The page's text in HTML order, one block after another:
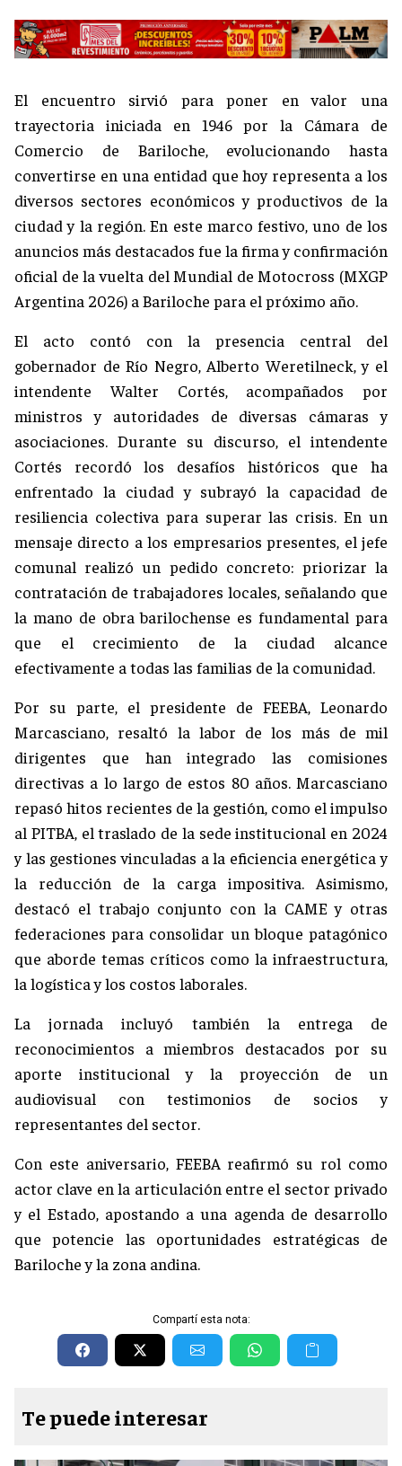
El encuentro sirvió para poner en valor una
trayectoria iniciada en 1946 por la Cámara de
Comercio de Bariloche, evolucionando hasta
convertirse en una entidad que hoy representa a los
diversos sectores económicos y productivos de la
ciudad y la región. En este marco festivo, uno de los
anuncios más destacados fue la firma y confirmación
oficial de la vuelta del Mundial de Motocross (MXGP
Argentina 2026) a Bariloche para el próximo año.
El acto contó con la presencia central del
gobernador de Río Negro, Alberto Weretilneck, y el
intendente Walter Cortés, acompañados por
ministros y autoridades de diversas cámaras y
asociaciones. Durante su discurso, el intendente
Cortés recordó los desafíos históricos que ha
enfrentado la ciudad y subrayó la capacidad de
resiliencia colectiva para superar las crisis. En un
mensaje directo a los empresarios presentes, el jefe
comunal realizó un pedido concreto: priorizar la
contratación de trabajadores locales, señalando que
la mano de obra barilochense es fundamental para
que el crecimiento de la ciudad alcance
efectivamente a todas las familias de la comunidad.
Por su parte, el presidente de FEEBA, Leonardo
Marcasciano, resaltó la labor de los más de mil
dirigentes que han integrado las comisiones
directivas a lo largo de estos 80 años. Marcasciano
repasó hitos recientes de la gestión, como el impulso
al PITBA, el traslado de la sede institucional en 2024
y las gestiones vinculadas a la eficiencia energética y
la reducción de la carga impositiva. Asimismo,
destacó el trabajo conjunto con la CAME y otras
federaciones para consolidar un bloque patagónico
que aborde temas críticos como la infraestructura,
la logística y los costos laborales.
La jornada incluyó también la entrega de
reconocimientos a miembros destacados por su
aporte institucional y la proyección de un
audiovisual con testimonios de socios y
representantes del sector.
Con este aniversario, FEEBA reafirmó su rol como
actor clave en la articulación entre el sector privado
y el Estado, apostando a una agenda de desarrollo
que potencie las oportunidades estratégicas de
Bariloche y la zona andina.
Compartí esta nota:
Te puede interesar